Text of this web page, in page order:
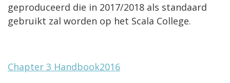
geproduceerd die in 2017/2018 als standaard
gebruikt zal worden op het Scala College.
Chapter 3 Handbook2016